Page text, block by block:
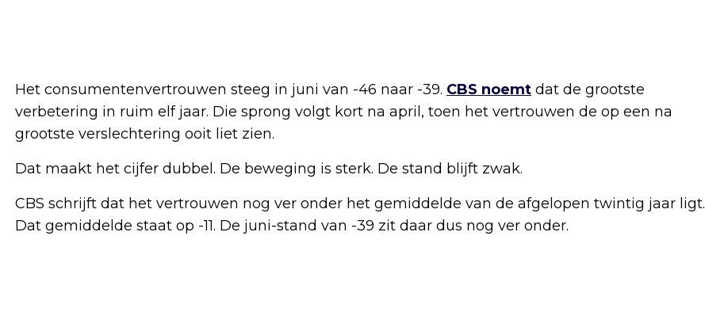
Het consumentenvertrouwen steeg in juni van -46 naar -39. CBS noemt dat de grootste
verbetering in ruim elf jaar. Die sprong volgt kort na april, toen het vertrouwen de op een na
grootste verslechtering ooit liet zien.
Dat maakt het cijfer dubbel. De beweging is sterk. De stand blijft zwak.
CBS schrijft dat het vertrouwen nog ver onder het gemiddelde van de afgelopen twintig jaar ligt.
Dat gemiddelde staat op -11. De juni-stand van -39 zit daar dus nog ver onder.